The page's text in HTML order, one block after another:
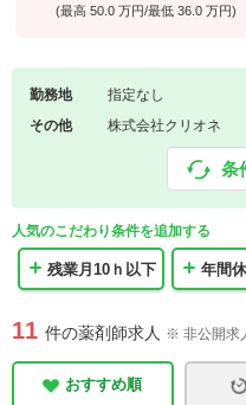
(最高 50.0 万円/最低 36.0 万円)
勤務地
指定なし
その他
株式会社クリオネ
条
人気のこだわり条件を追加する
残業月10ｈ以下 年間
11 件の薬剤師求人 ※ 非公開求
おすすめ順